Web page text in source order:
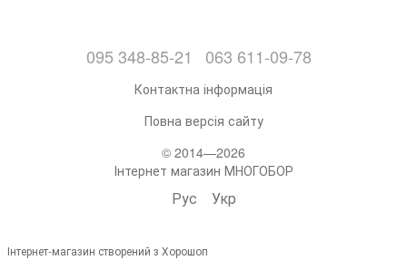
095 348-85-21 063 611-09-78
Контактна інформація
Повна версія сайту
© 2014—2026
Інтернет магазин МНОГОБОР
Рус Укр
Інтернет-магазин створений з Хорошоп